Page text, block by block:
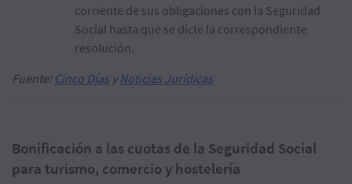
corriente de sus obligaciones con la Seguridad
Social hasta que se dicte la correspondiente
resolución.
Fuente: Cinco Días yNoticias Jurídicas
Bonificación a las cuotas de la Seguridad Social
para turismo, comercio y hostelería